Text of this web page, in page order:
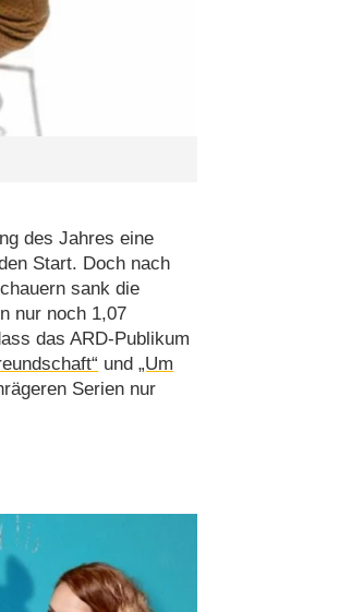
des Jahres eine
Start. Doch nach
sank die
nur noch 1,07
das ARD-Publikum
und„Um
Serien nur